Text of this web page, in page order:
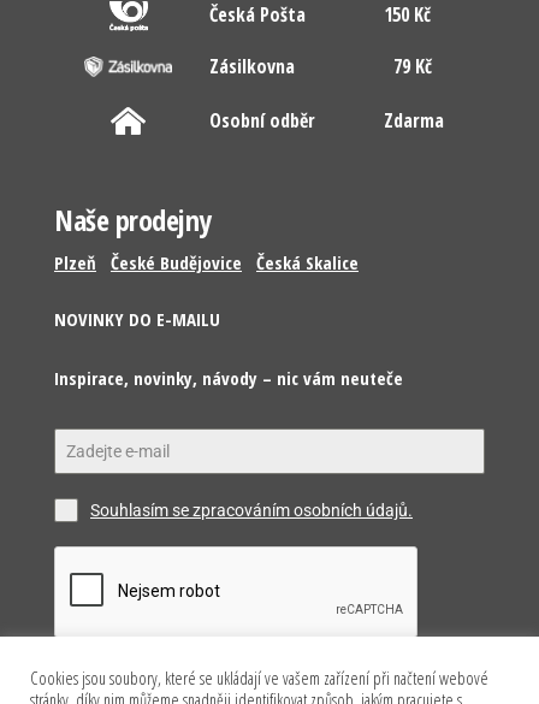
Česká Pošta
150 Kč
Zásilkovna
79 Kč
Osobní odběr Zdarma
Naše prodejny
Plzeň České Budějovice Česká Skalice
NOVINKY DO E-MAILU
Inspirace, novinky, návody – nic vám neuteče
Souhlasím se zpracováním osobních údajů.
Odeslat
Cookies jsou soubory, které se ukládají ve vašem zařízení při načtení webové
stránky, díky nim můžeme snadněji identifikovat způsob, jakým pracujete s